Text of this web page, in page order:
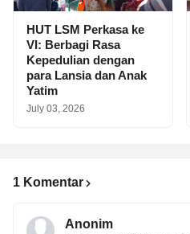
HUT LSM Perkasa ke
VI: Berbagi Rasa
Kepedulian dengan
para Lansia dan Anak
Yatim
July 03, 2026
1 Komentar
Anonim